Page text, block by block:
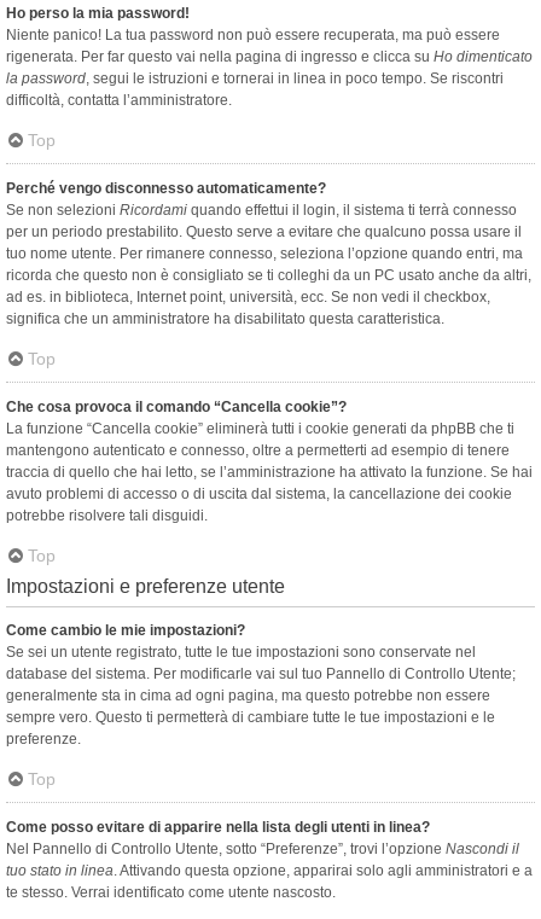
Ho perso la mia password!
Niente panico! La tua password non può essere recuperata, ma può essere
rigenerata. Per far questo vai nella pagina di ingresso e clicca su Ho dimenticato
la password, segui le istruzioni e tornerai in linea in poco tempo. Se riscontri
difficoltà, contatta l’amministratore.
Top
Perché vengo disconnesso automaticamente?
Se non selezioni Ricordami quando effettui il login, il sistema ti terrà connesso
per un periodo prestabilito. Questo serve a evitare che qualcuno possa usare il
tuo nome utente. Per rimanere connesso, seleziona l’opzione quando entri, ma
ricorda che questo non è consigliato se ti colleghi da un PC usato anche da altri,
ad es. in biblioteca, Internet point, università, ecc. Se non vedi il checkbox,
significa che un amministratore ha disabilitato questa caratteristica.
Top
Che cosa provoca il comando “Cancella cookie”?
La funzione “Cancella cookie” eliminerà tutti i cookie generati da phpBB che ti
mantengono autenticato e connesso, oltre a permetterti ad esempio di tenere
traccia di quello che hai letto, se l’amministrazione ha attivato la funzione. Se hai
avuto problemi di accesso o di uscita dal sistema, la cancellazione dei cookie
potrebbe risolvere tali disguidi.
Top
Impostazioni e preferenze utente
Come cambio le mie impostazioni?
Se sei un utente registrato, tutte le tue impostazioni sono conservate nel
database del sistema. Per modificarle vai sul tuo Pannello di Controllo Utente;
generalmente sta in cima ad ogni pagina, ma questo potrebbe non essere
sempre vero. Questo ti permetterà di cambiare tutte le tue impostazioni e le
preferenze.
Top
Come posso evitare di apparire nella lista degli utenti in linea?
Nel Pannello di Controllo Utente, sotto “Preferenze”, trovi l’opzione Nascondi il
tuo stato in linea. Attivando questa opzione, apparirai solo agli amministratori e a
te stesso. Verrai identificato come utente nascosto.